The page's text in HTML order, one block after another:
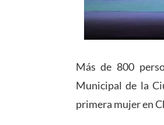
Más de 800
Municipal de la
primera mujer en